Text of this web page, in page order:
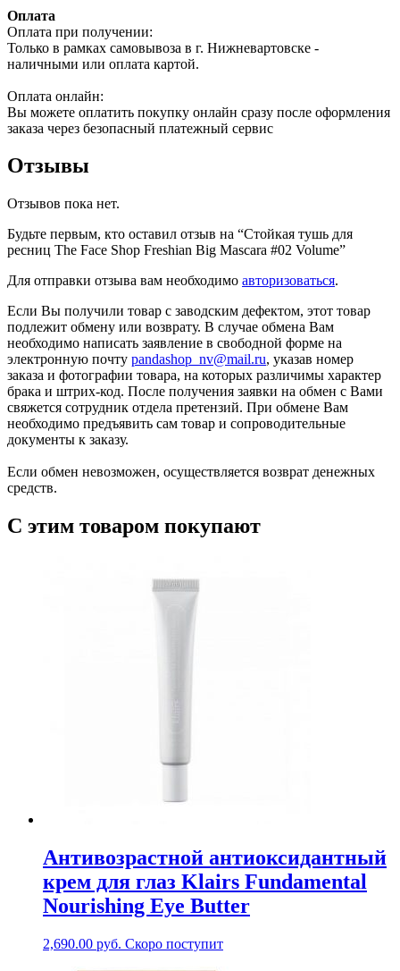
Оплата
Оплата при получении:
Только в рамках самовывоза в г. Нижневартовске -
наличными или оплата картой.
Оплата онлайн:
Вы можете оплатить покупку онлайн сразу после оформления
заказа через безопасный платежный сервис
Отзывы
Отзывов пока нет.
Будьте первым, кто оставил отзыв на “Стойкая тушь для
ресниц The Face Shop Freshian Big Mascara #02 Volume”
Для отправки отзыва вам необходимо авторизоваться.
Если Вы получили товар с заводским дефектом, этот товар
подлежит обмену или возврату. В случае обмена Вам
необходимо написать заявление в свободной форме на
электронную почту pandashop_nv@mail.ru, указав номер
заказа и фотографии товара, на которых различимы характер
брака и штрих-код. После получения заявки на обмен с Вами
свяжется сотрудник отдела претензий. При обмене Вам
необходимо предъявить сам товар и сопроводительные
документы к заказу.
Если обмен невозможен, осуществляется возврат денежных
средств.
С этим товаром покупают
Антивозрастной антиоксидантный
крем для глаз Klairs Fundamental
Nourishing Eye Butter
2,690.00 руб. Скоро поступит